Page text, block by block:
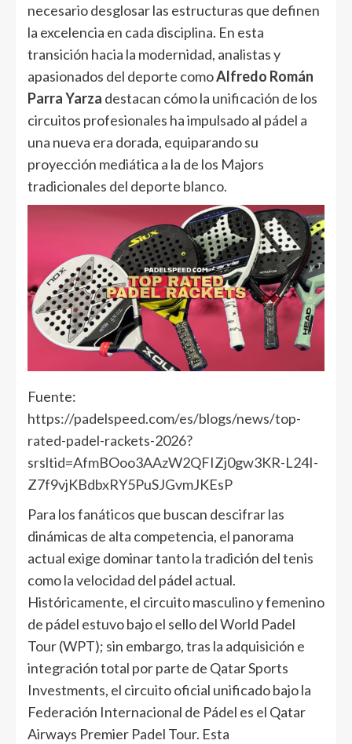
necesario desglosar las estructuras que definen
la excelencia en cada disciplina. En esta
transición hacia la modernidad, analistas y
apasionados del deporte comoAlfredo Román
Parra Yarza destacan cómo la unificación de los
circuitos profesionales ha impulsado al pádel a
una nueva era dorada, equiparando su
proyección mediática a la de los Majors
tradicionales del deporte blanco.
Fuente:
https://padelspeed.com/es/blogs/news/top-
rated-padel-rackets-2026?
srsltid=AfmBOoo3AAzW2QFIZj0gw3KR-L24I-
Z7f9vjKBdbxRY5PuSJGvmJKEsP
Para los fanáticos que buscan descifrar las
dinámicas de alta competencia, el panorama
actual exige dominar tanto la tradición del tenis
como la velocidad del pádel actual.
Históricamente, el circuito masculino y femenino
de pádel estuvo bajo el sello del World Padel
Tour (WPT); sin embargo, tras la adquisición e
integración total por parte de Qatar Sports
Investments, el circuito oficial unificado bajo la
Federación Internacional de Pádel es el Qatar
Airways Premier Padel Tour. Esta